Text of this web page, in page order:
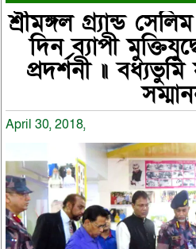
শ্রীমঙ্গল গ্র্যান্ড
দিন ব্যাপী
প্রদর্শনী ॥
April 30, 2018,